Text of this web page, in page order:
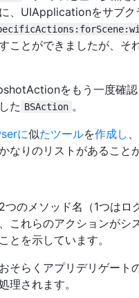
、UIApplicationをサブ
ことができましたが、そ
をもう一度確
た BSAction 。
に似たツールを作成し
なりのリストがあること
のメソッド名（1つはロ
これらのアクションが
とを示しています。
そらくアプリデリゲート
理されます。